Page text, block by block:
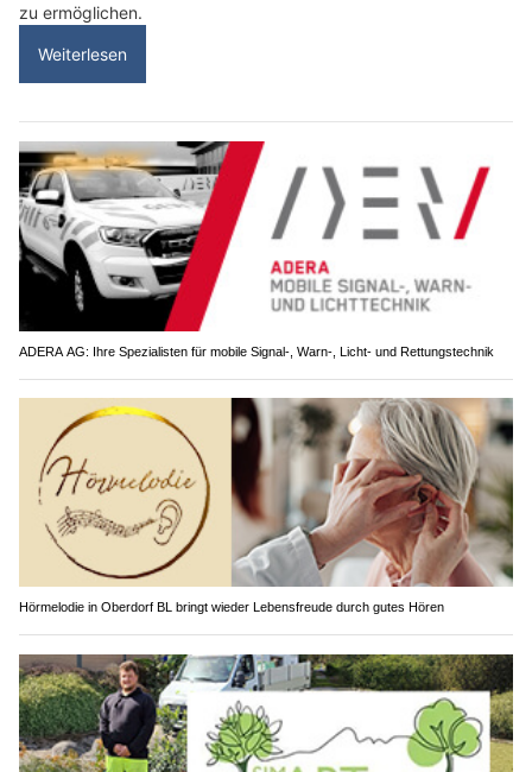
zu ermöglichen.
Weiterlesen
ADERA AG: Ihre Spezialisten für mobile Signal-, Warn-, Licht- und Rettungstechnik
Hörmelodie in Oberdorf BL bringt wieder Lebensfreude durch gutes Hören